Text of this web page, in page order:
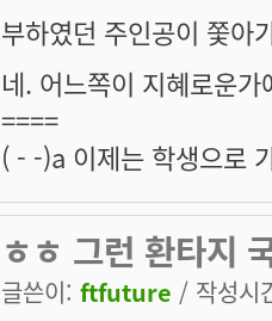
부하였던 주인공이 쫓아
네. 어느쪽이 지혜로운
====
( - -)a 이제는 학생으로
ㅎㅎ 그런 환타지
글쓴이: ftfuture / 작성시